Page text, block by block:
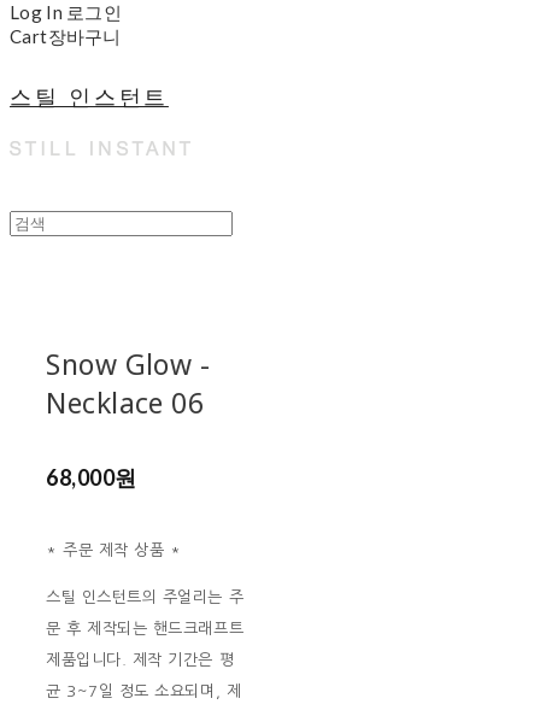
Log In 로그인
Cart장바구니
스틸 인스턴트
Snow Glow -
Necklace 06
68,000원
* 주문 제작 상품 *
스틸 인스턴트의 주얼리는 주
문 후 제작되는 핸드크래프트
제품입니다. 제작 기간은 평
균 3~7일 정도 소요되며, 제